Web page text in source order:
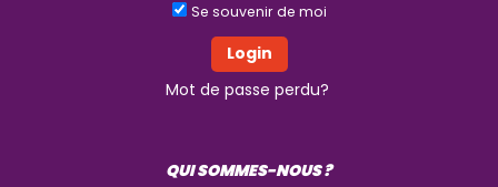
Se souvenir de moi
Mot de passe perdu?
QUI SOMMES-NOUS ?